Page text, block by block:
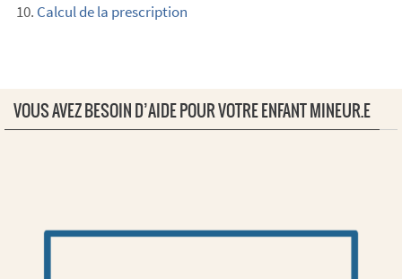
Calcul de la prescription
VOUS AVEZ BESOIN D’AIDE POUR VOTRE ENFANT MINEUR.E